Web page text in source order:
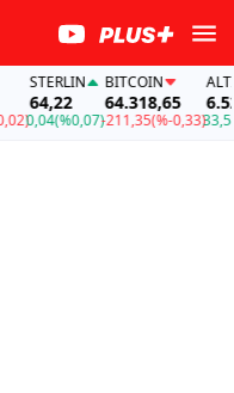
STERLIN
64,22
0,04(%0,07)
BITCOIN
64.318,65
-211,35(%-0,33)
ALTIN
33,58